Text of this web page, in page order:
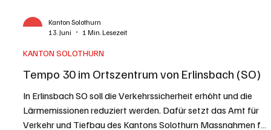
Kanton Solothurn
13. Juni
1 Min. Lesezeit